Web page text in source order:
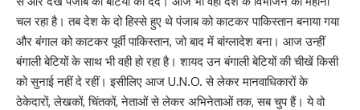
चल रहा है। तब देश के दो हिस्से हुए थे पंजाब को काटकर पाकिस्तान बनाया गया
और बंगाल को काटकर पूर्वी पाकिस्तान, जो बाद में बांग्लादेश बना। आज उन्हीं
बंगाली बेटियों के साथ भी वही हो रहा है। शायद उन बंगाली बेटियों की चीखें किसी
को सुनाई नहीं दे रहीं। इसीलिए आज U.N.O. से लेकर मानवाधिकारों के
ठेकेदारों, लेखकों, चिंतकों, नेताओं से लेकर अभिनेताओं तक, सब चुप हैं। ये वो